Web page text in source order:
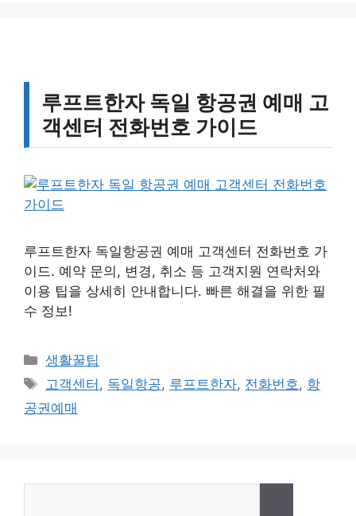
루프트한자 독일 항공권 예매 고
객센터 전화번호 가이드
루프트한자 독일항공권 예매 고객센터 전화번호 가
이드. 예약 문의, 변경, 취소 등 고객지원 연락처와
이용 팁을 상세히 안내합니다. 빠른 해결을 위한 필
수 정보!
카
테
리
생활꿀팁
태
그
고객센터 , 독일항공, 루프트한자, 전화번호, 항
공권예매